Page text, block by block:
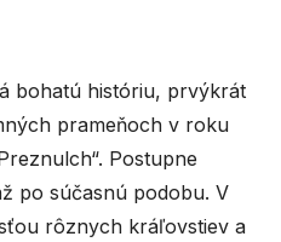
bohatú históriu, prvýkrát
prameňoch v roku
Postupne
po súčasnú podobu. V
rôznych kráľovstiev a